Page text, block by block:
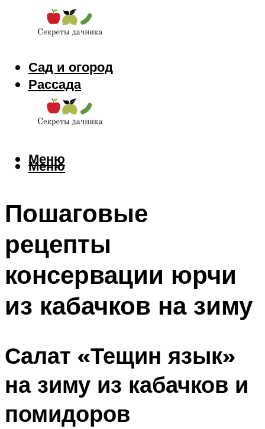
Сад и огород
Рассада
Цветы
Заготовки
Меню
Меню
Пошаговые
рецепты
консервации юрчи
из кабачков на зиму
Салат «Тещин язык»
на зиму из кабачков и
помидоров